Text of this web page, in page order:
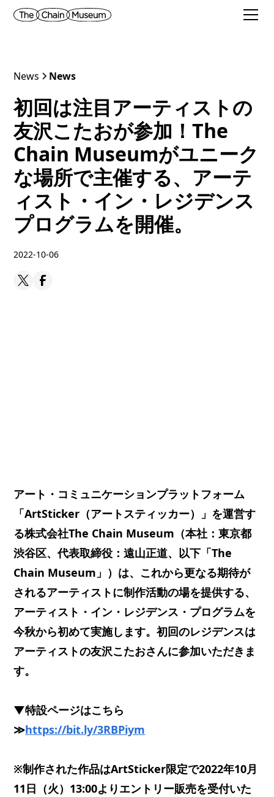
News News
初回は注目アーティストの
友沢こたおが参加！The
Chain Museumがユニーク
な場所で主催する、アーテ
ィスト・イン・レジデンス
プログラムを開催。
2022-10-06
アート・コミュニケーションプラットフォーム
「ArtSticker（アートスティッカー）」を運営す
る株式会社The Chain Museum（本社：東京都
渋谷区、代表取締役：遠山正道、以下「The
Chain Museum」）は、これから更なる期待が
されるアーティストに制作活動の場を提供する、
アーティスト・イン・レジデンス・プログラムを
今秋から初めて実施します。初回のレジデンスは
アーティストの友沢こたおさんに参加いただきま
す。
▼特設ページはこちら
≫https://bit.ly/3RBPiym
※制作された作品はArtSticker限定で2022年10月
11日（火）13:00よりエントリー販売を受付いた